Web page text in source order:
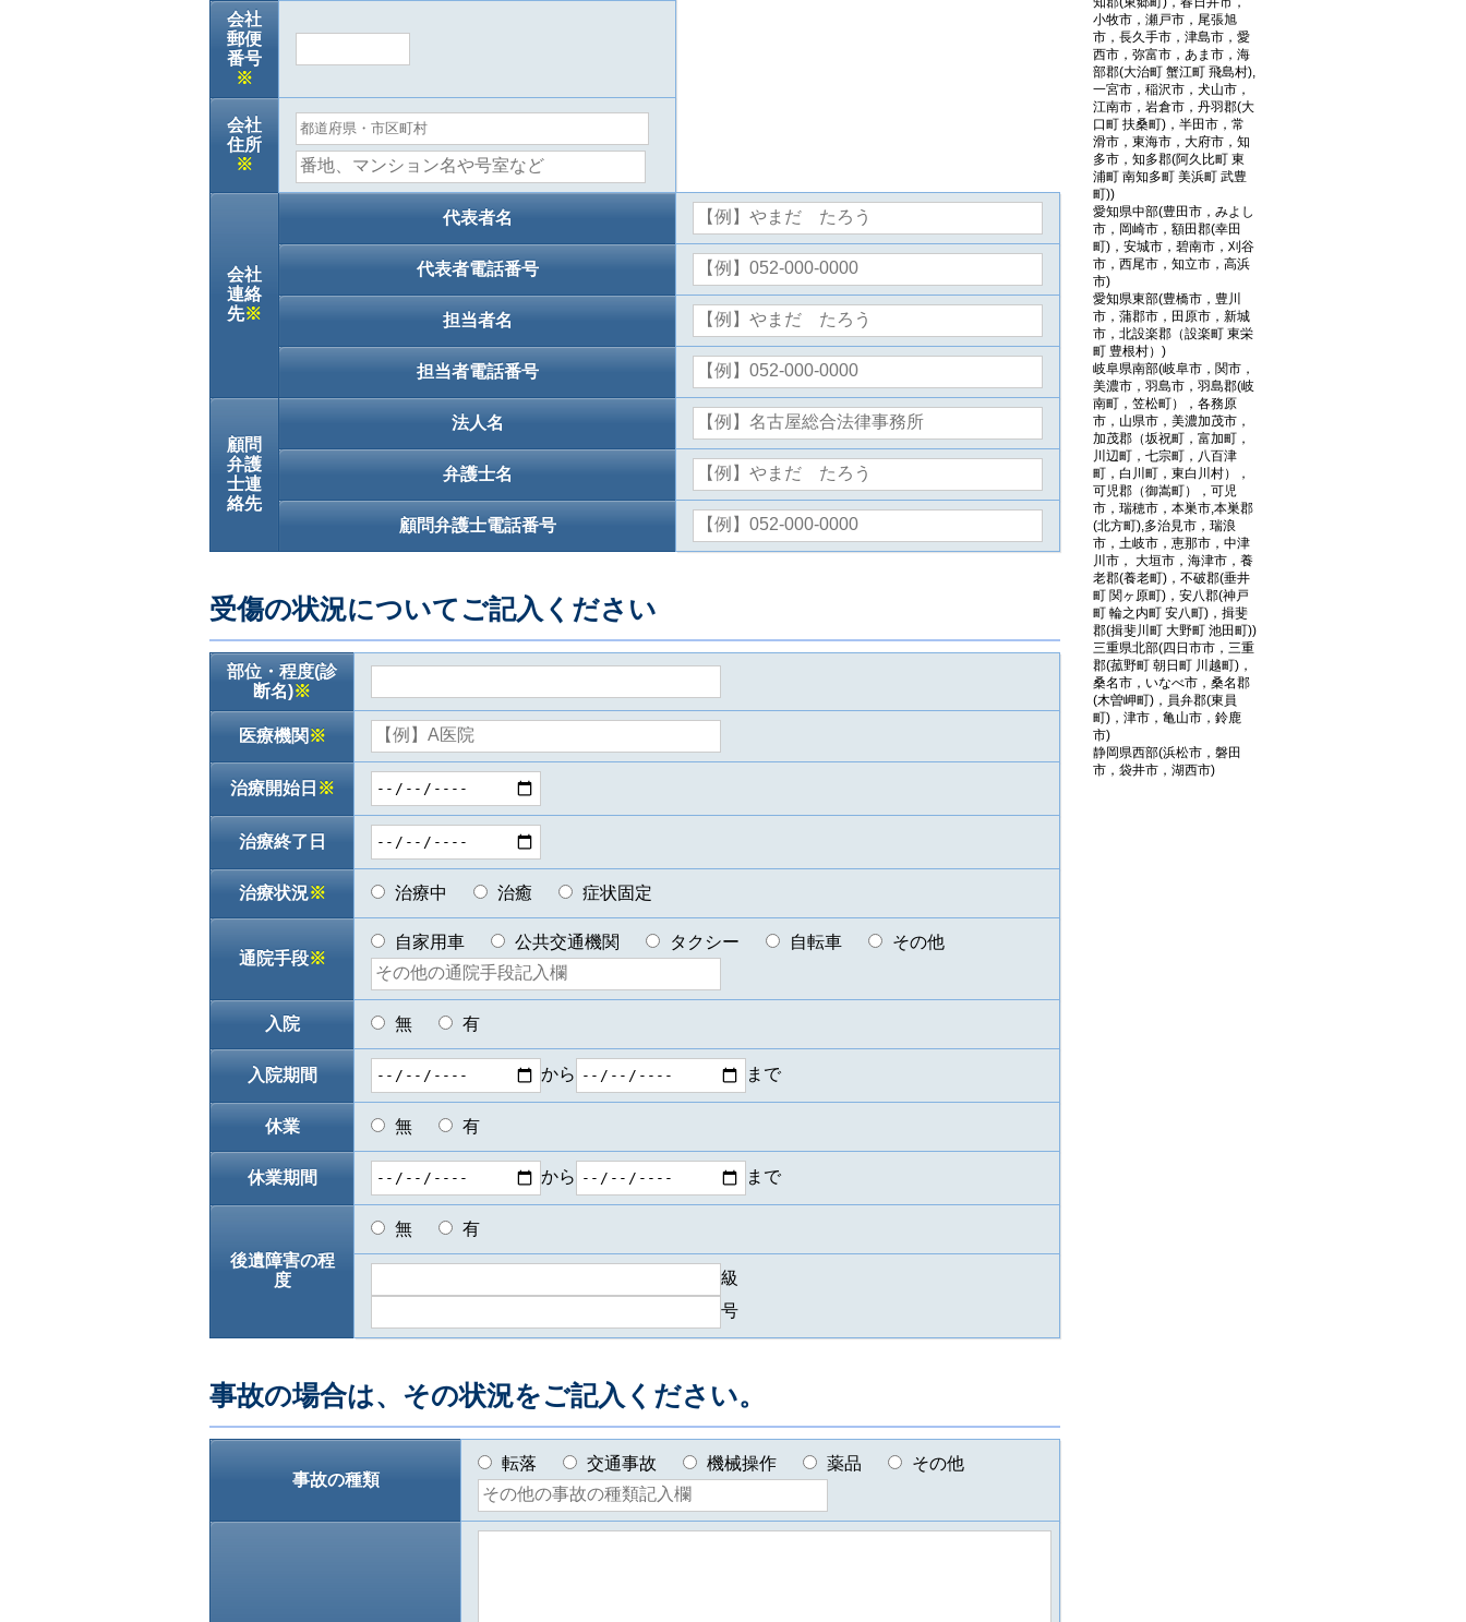
会社
郵便
番号
※
会社
住所
※
会社
連絡
先※
代表者名
代表者電話番号
担当者名
担当者電話番号
顧問
弁護
士連
絡先
法人名
弁護士名
顧問弁護士電話番号
受傷の状況についてご記入ください
部位・程度(診
断名)※
医療機関 ※
治療開始日 ※
治療終了日
治療状況※ 治療中 治癒 症状固定
通院手段※
自家用車 公共交通機関 タクシー 自転車 その他
入院 無 有
入院期間 から まで
休業 無 有
休業期間 から まで
後遺障害の程
度
無 有
級
号
事故の場合は、その状況をご記入ください。
事故の種類
転落 交通事故 機械操作 薬品 その他
小牧市，瀬戸市，尾張旭
市，長久手市，津島市，愛
西市，弥富市，あま市，海
部郡(大治町 蟹江町 飛島村),
一宮市，稲沢市，犬山市，
江南市，岩倉市，丹羽郡(大
口町 扶桑町)，半田市，常
滑市，東海市，大府市，知
多市，知多郡(阿久比町 東
浦町 南知多町 美浜町 武豊
町))
愛知県中部(豊田市，みよし
市，岡崎市，額田郡(幸田
町)，安城市，碧南市，刈谷
市，西尾市，知立市，高浜
市)
愛知県東部(豊橋市，豊川
市，蒲郡市，田原市，新城
市，北設楽郡（設楽町 東栄
町 豊根村）)
岐阜県南部(岐阜市，関市，
美濃市，羽島市，羽島郡(岐
南町，笠松町），各務原
市，山県市，美濃加茂市，
加茂郡（坂祝町，富加町，
川辺町，七宗町，八百津
町，白川町，東白川村），
可児郡（御嵩町），可児
市，瑞穂市，本巣市,本巣郡
(北方町),多治見市，瑞浪
市，土岐市，恵那市，中津
川市， 大垣市，海津市，養
老郡(養老町)，不破郡(垂井
町 関ヶ原町)，安八郡(神戸
町 輪之内町 安八町)，揖斐
郡(揖斐川町 大野町 池田町))
三重県北部(四日市市，三重
郡(菰野町 朝日町 川越町)，
桑名市，いなべ市，桑名郡
(木曽岬町)，員弁郡(東員
町)，津市，亀山市，鈴鹿
市)
静岡県西部(浜松市，磐田
市，袋井市，湖西市)